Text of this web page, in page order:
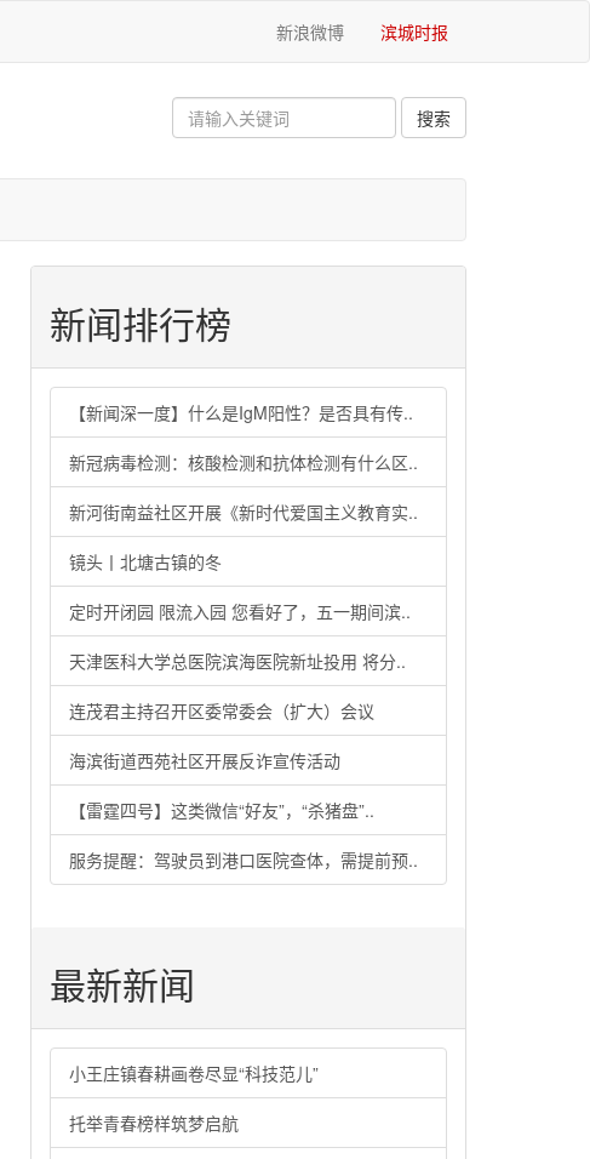
新浪微博 滨城时报
新闻排行榜
【新闻深一度】什么是IgM阳性？是否具有传..
新冠病毒检测：核酸检测和抗体检测有什么区..
新河街南益社区开展《新时代爱国主义教育实..
镜头丨北塘古镇的冬
定时开闭园 限流入园 您看好了，五一期间滨..
天津医科大学总医院滨海医院新址投用 将分..
连茂君主持召开区委常委会（扩大）会议
海滨街道西苑社区开展反诈宣传活动
【雷霆四号】这类微信“好友”，“杀猪盘”..
服务提醒：驾驶员到港口医院查体，需提前预..
最新新闻
小王庄镇春耕画卷尽显“科技范儿”
托举青春榜样筑梦启航